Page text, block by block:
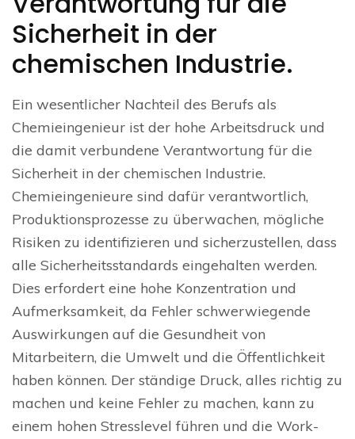
Sicherheit in der
chemischen Industrie.
Ein wesentlicher Nachteil des Berufs als
Chemieingenieur ist der hohe Arbeitsdruck und
die damit verbundene Verantwortung für die
Sicherheit in der chemischen Industrie.
Chemieingenieure sind dafür verantwortlich,
Produktionsprozesse zu überwachen, mögliche
Risiken zu identifizieren und sicherzustellen, dass
alle Sicherheitsstandards eingehalten werden.
Dies erfordert eine hohe Konzentration und
Aufmerksamkeit, da Fehler schwerwiegende
Auswirkungen auf die Gesundheit von
Mitarbeitern, die Umwelt und die Öffentlichkeit
haben können. Der ständige Druck, alles richtig zu
machen und keine Fehler zu machen, kann zu
einem hohen Stresslevel führen und die Work-